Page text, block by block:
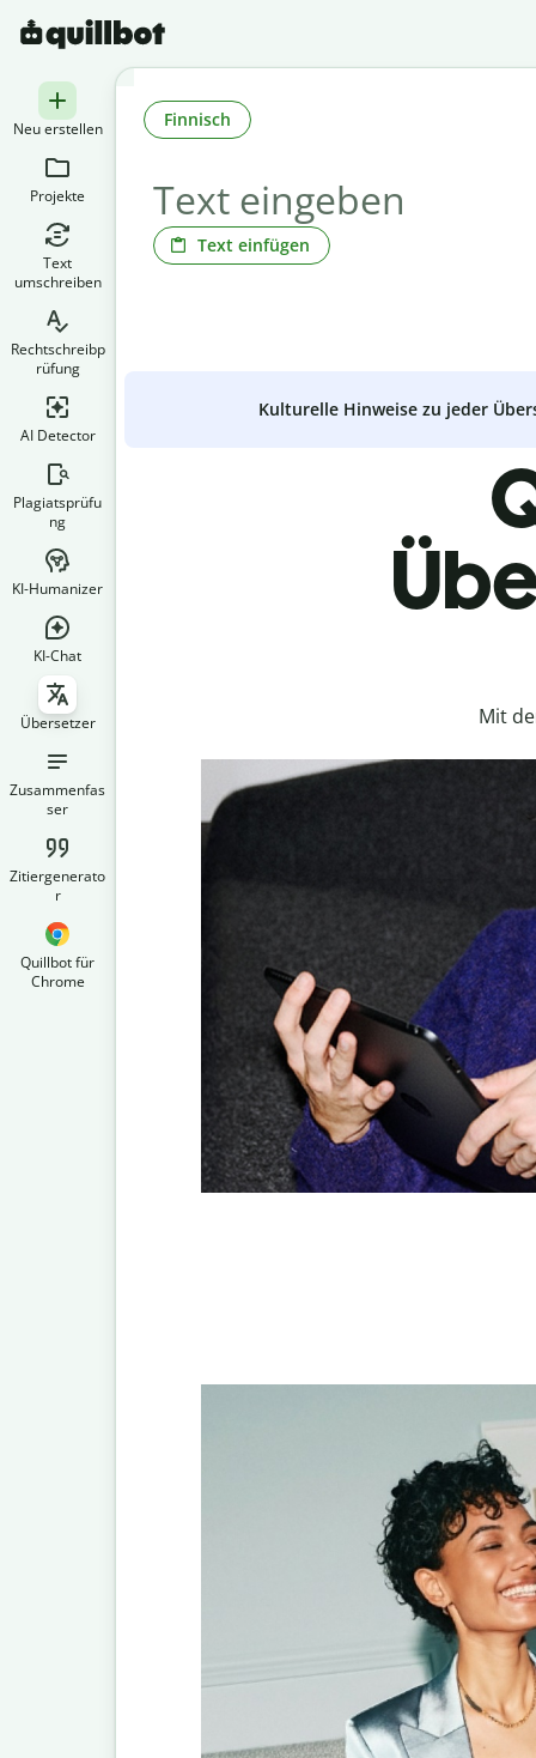
Neu erstellen
Projekte
Text
umschreiben
Rechtschreibp
rüfung
AI Detector
Plagiatsprüfu
ng
KI-Humanizer
KI-Chat
Übersetzer
Zusammenfas
ser
Zitiergenerato
r
Quillbot für
Chrome
Text einfügen
Finnisch
Kulturelle Hinweise zu jeder
Mit